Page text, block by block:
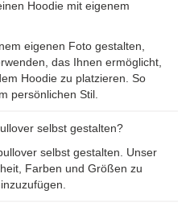
Hoodie mit eigenem
eigenen Foto gestalten,
das Ihnen ermöglicht,
Hoodie zu platzieren. So
persönlichen Stil.
selbst gestalten?
selbst gestalten. Unser
Farben und Größen zu